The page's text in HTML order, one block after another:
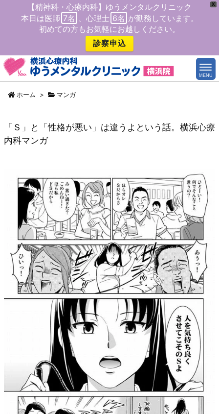
X
【精神科・心療内科】ゆうメンタルクリニック
本日は医師 7名 、心理士 6名 が勤務しています。
初めての方もお気軽にお越しください。
診察申込
MENU
ホーム > マンガ
「Ｓ」と「性格が悪い」は違うよという話。横浜心療
内科マンガ